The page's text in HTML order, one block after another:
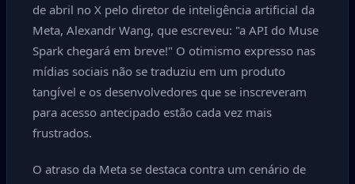
de abril no X pelo diretor de inteligência artificial da
Meta, Alexandr Wang, que escreveu: "a API do Muse
Spark chegará em breve!" O otimismo expresso nas
mídias sociais não se traduziu em um produto
tangível e os desenvolvedores que se inscreveram
para acesso antecipado estão cada vez mais
frustrados.
O atraso da Meta se destaca contra um cenário de